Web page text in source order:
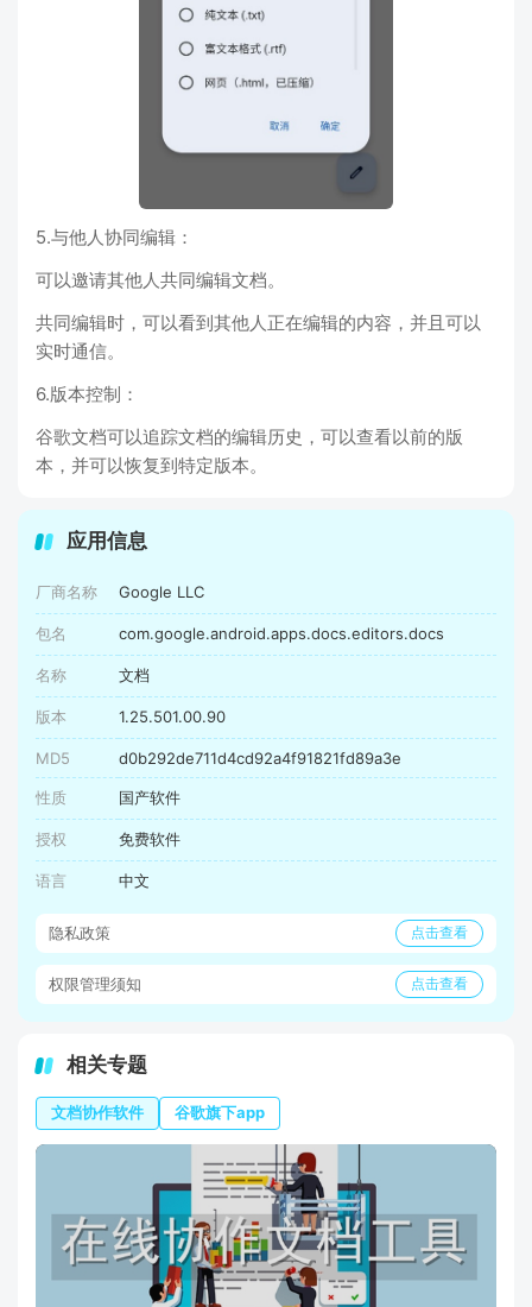
5.与他人协同编辑：
可以邀请其他人共同编辑文档。
共同编辑时，可以看到其他人正在编辑的内容，并且可以
实时通信。
6.版本控制：
谷歌文档可以追踪文档的编辑历史，可以查看以前的版
本，并可以恢复到特定版本。
应用信息
厂商名称 Google LLC
包名 com.google.android.apps.docs.editors.docs
名称 文档
版本 1.25.501.00.90
MD5 d0b292de711d4cd92a4f91821fd89a3e
性质 国产软件
授权 免费软件
语言 中文
隐私政策 点击查看
权限管理须知 点击查看
相关专题
文档协作软件 谷歌旗下app